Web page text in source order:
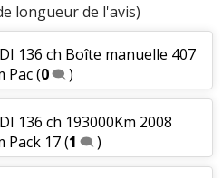
longueur de l'avis)
136 ch Boîte manuelle 407
Pac(0 )
136 ch 193000Km 2008
Pack 17(1 )